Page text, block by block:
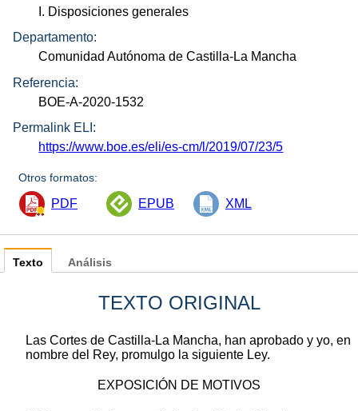
I. Disposiciones generales
Departamento:
Comunidad Autónoma de Castilla-La Mancha
Referencia:
BOE-A-2020-1532
Permalink ELI:
https://www.boe.es/eli/es-cm/l/2019/07/23/5
Otros formatos:
PDF EPUB XML
Texto
TEXTO ORIGINAL
Las Cortes de Castilla-La Mancha, han aprobado y yo, en
nombre del Rey, promulgo la siguiente Ley.
EXPOSICIÓN DE MOTIVOS
Análisis